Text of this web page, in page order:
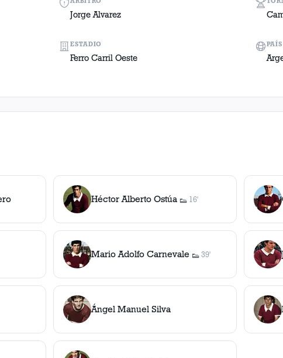
Jorge Alvarez
ESTADIO
Ferro Carril Oeste
PAÍS
Héctor Alberto Ostúa 👟
1asistencia
16'
Mario Adolfo Carnevale 👟
1asistencia
39'
Ángel Manuel Silva